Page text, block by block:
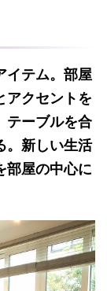
イテム。部屋
アクセントを
テーブルを合
。新しい生活
部屋の中心に